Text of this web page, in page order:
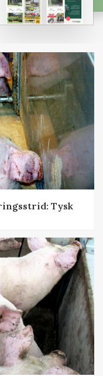
Tysk